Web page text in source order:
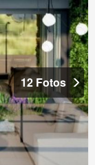
12 Fotos